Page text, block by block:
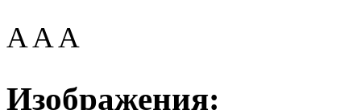
AAA
Изображения: